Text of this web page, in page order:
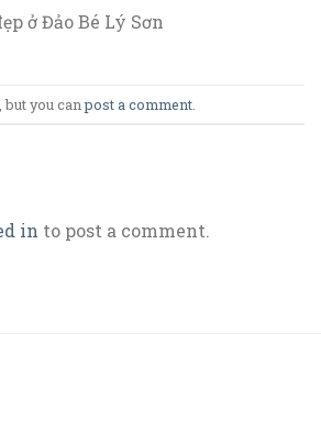
ở Đảo Bé Lý Sơn
but you canpost a comment
in to post a comment.